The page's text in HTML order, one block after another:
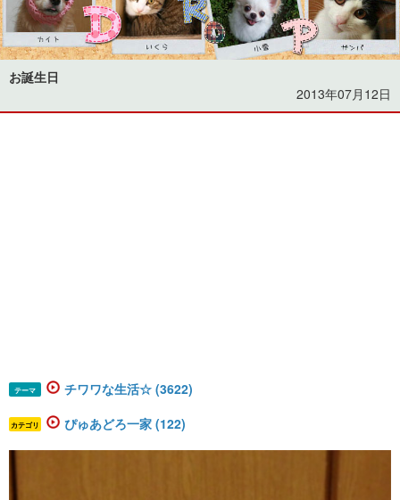
お誕生日
2013年07月12日
テーマ チワワな生活☆ (3622)
カテゴリ ぴゅあどろ一家 (122)